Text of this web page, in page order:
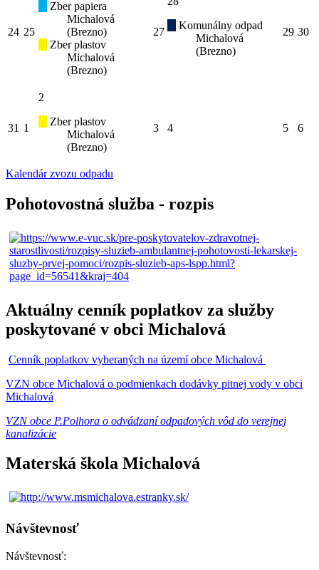
24 25
Zber papiera
Michalová
(Brezno)
Zber plastov
Michalová
(Brezno)
27
Komunálny odpad
Michalová
(Brezno)
29 30
31 1
2
Zber plastov
Michalová
(Brezno)
3 4 5 6
Kalendár zvozu odpadu
Pohotovostná služba - rozpis
Aktuálny cenník poplatkov za služby
poskytované v obci Michalová
Cenník poplatkov vyberaných na území obce Michalová
VZN obce Michalová o podmienkach dodávky pitnej vody v obci
Michalová
VZN obce P.Polhora o odvádzaní odpadových vôd do verejnej
kanalizácie
Materská škola Michalová
Návštevnosť
Návštevnosť: